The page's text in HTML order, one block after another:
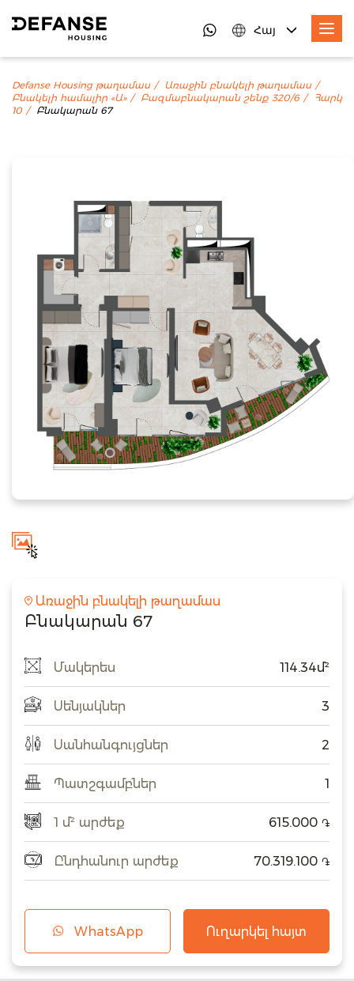
Հայ
Defanse Housing թաղամաս
Առաջին բնակելի թաղամաս
Բնակելի համալիր «Ա»
Բազմաբնակարան շենք 320/6
Հարկ
10
Բնակարան 67
Առաջին բնակելի թաղամաս
Բնակարան 67
Մակերես 114.34մ²
Սենյակներ 3
Սանհանգույցներ 2
Պատշգամբներ 1
1 մ² արժեք 615.000 ֏
Ընդհանուր արժեք 70.319.100 ֏
WhatsApp Ուղարկել հայտ